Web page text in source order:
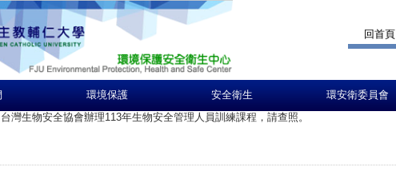
回首頁
環境保護 安全衛生 環安衛委員會
台灣生物安全協會辦理113年生物安全管理人員訓練課程，請查照。